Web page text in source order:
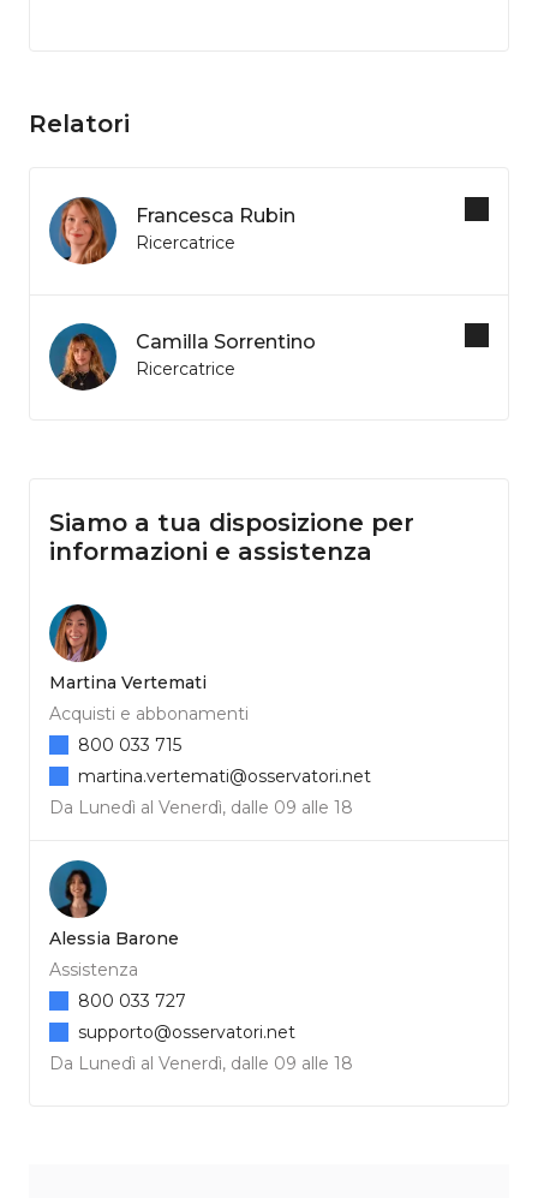
Relatori
Francesca Rubin
Ricercatrice
Camilla Sorrentino
Ricercatrice
Siamo a tua disposizione per
informazioni e assistenza
Martina Vertemati
Acquisti e abbonamenti
Da Lunedì al Venerdì, dalle 09 alle 18
800 033 715
martina.vertemati@osservatori.net
Alessia Barone
Assistenza
Da Lunedì al Venerdì, dalle 09 alle 18
800 033 727
supporto@osservatori.net